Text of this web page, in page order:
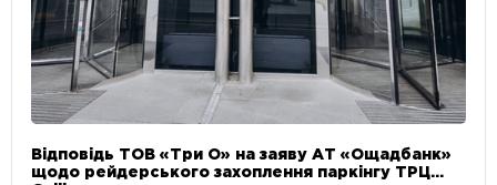
Відповідь ТОВ «Три О» на заяву АТ «Ощадбанк»
щодо рейдерського захоплення паркінгу ТРЦ